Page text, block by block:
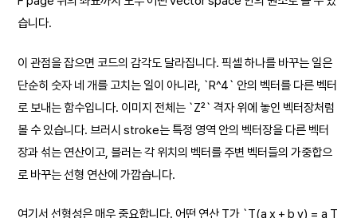
습니다.
이 관점을 잡으면 코드의 감각도 달라집니다. 픽셀 하나를 바꾸는 일은
단순히 숫자 네 개를 고치는 일이 아니라, `R^4` 안의 벡터를 다른 벡터
로 보내는 함수입니다. 이미지 전체는 `Z²` 격자 위에 놓인 벡터장처럼
볼 수 있습니다. 브러시 stroke는 특정 영역 안의 벡터장을 다른 벡터
장과 섞는 연산이고, 블러는 각 위치의 벡터를 주변 벡터들의 가중합으
로 바꾸는 선형 연산에 가깝습니다.
여기서 선형성은 매우 중요합니다. 어떤 연산 T가 `T(a x + b y) = a T